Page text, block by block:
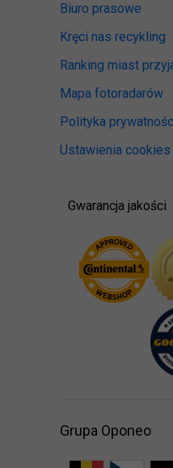
Biuro prasowe
Kręci nas recykling
Ranking miast
Mapa fotoradarów
Polityka
Ustawienia cookies
Gwarancja jakości
Grupa Oponeo